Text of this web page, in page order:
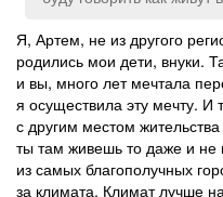
Я, Артем, не из другого
родились мои дети, внуки.
и вы, много лет мечтала
я осуществила эту мечту. И
с другим местом
ты там живешь то даже и не
из самых благополучных
за климата. Климат лучше